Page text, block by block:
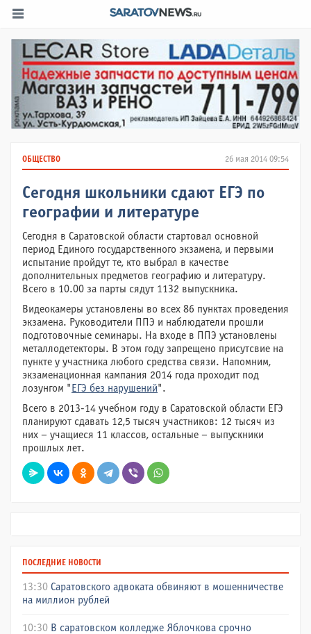
26 мая 2014 09:54
ОБЩЕСТВО
Сегодня школьники сдают ЕГЭ по
географии и литературе
Сегодня в Саратовской области стартовал основной
период Единого государственного экзамена, и первыми
испытание пройдут те, кто выбрал в качестве
дополнительных предметов географию и литературу.
Всего в 10.00 за парты сядут 1132 выпускника.
Видеокамеры установлены во всех 86 пунктах проведения
экзамена. Руководители ППЭ и наблюдатели прошли
подготовочные семинары. На входе в ППЭ установлены
металлодетекторы. В этом году запрещено присутсвие на
пункте у участника любого средства связи. Напомним,
экзаменационная кампания 2014 года проходит под
лозунгом " ЕГЭ без нарушений".
Всего в 2013-14 учебном году в Саратовской области ЕГЭ
планируют сдавать 12,5 тысяч участников: 12 тысяч из
них – учащиеся 11 классов, остальные – выпускники
прошлых лет.
ПОСЛЕДНИЕ НОВОСТИ
13:30 Саратовского адвоката обвиняют в мошенничестве
на миллион рублей
10:30 В саратовском колледже Яблочкова срочно